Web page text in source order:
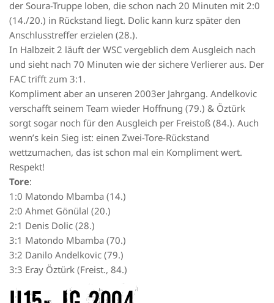
der Soura-Truppe loben, die schon nach 20 Minuten mit 2:0
(14./20.) in Rückstand liegt. Dolic kann kurz später den
Anschlusstreffer erzielen (28.).
In Halbzeit 2 läuft der WSC vergeblich dem Ausgleich nach
und sieht nach 70 Minuten wie der sichere Verlierer aus. Der
FAC trifft zum 3:1.
Kompliment aber an unseren 2003er Jahrgang. Andelkovic
verschafft seinem Team wieder Hoffnung (79.) & Öztürk
sorgt sogar noch für den Ausgleich per Freistoß (84.). Auch
wenn’s kein Sieg ist: einen Zwei-Tore-Rückstand
wettzumachen, das ist schon mal ein Kompliment wert.
Respekt!
Tore:
1:0 Matondo Mbamba (14.)
2:0 Ahmet Gönülal (20.)
2:1 Denis Dolic (28.)
3:1 Matondo Mbamba (70.)
3:2 Danilo Andelkovic (79.)
3:3 Eray Öztürk (Freist., 84.)